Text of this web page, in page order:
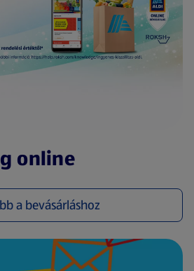
online
a bevásárláshoz
(új oldalon nyílik meg)